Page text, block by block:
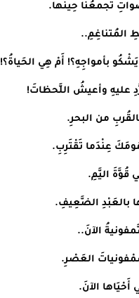
تَجمعُنا حِينَها.
المُتناغِمِ..
بأمواجِهِ؟! أَمْ هِي الحَياةُ؟!
عليهِ وأعيشُ اللَّحظاتَ!
من البحرِ.
عِنْدَما تَقْتَرِبِ.
قُوَّةَ اليَّمِ.
بالعَبْدِ الضَّعِيفِ.
الآنَ..
العَصْرِ.
أَحْيَاها الآنَ.